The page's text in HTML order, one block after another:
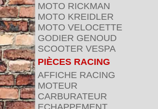
MOTO RICKMAN
MOTO KREIDLER
MOTO VELOCETTE
GODIER GENOUD
SCOOTER VESPA
PIÈCES RACING
AFFICHE RACING
MOTEUR
CARBURATEUR
ECHAPPEMENT